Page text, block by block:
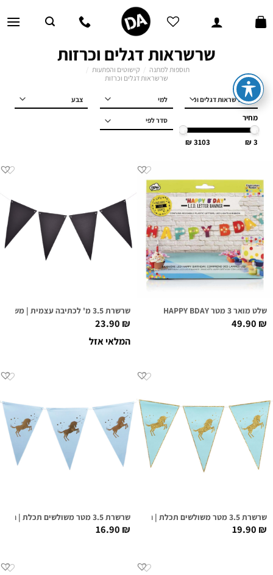
שרשראות דגלים וכרזות
תוספות למתנה קישוטים והפתעות
שרשראות דגלים וכרזות
למי
מחיר
3
3103
שלט מואר 3 מטר HAPPY BDAY
49.90₪
שרשרת 3.5 מ' לכתיבה עצמית | משולשים שחור גיר
23.90₪
המלאי אזל
שרשרת 3.5 מטר משולשים תכלת | חד קרן גליטר זהב
19.90₪
שרשרת 3.5 מטר משולשים תכלת | חד קרן פוייל זהב
16.90₪